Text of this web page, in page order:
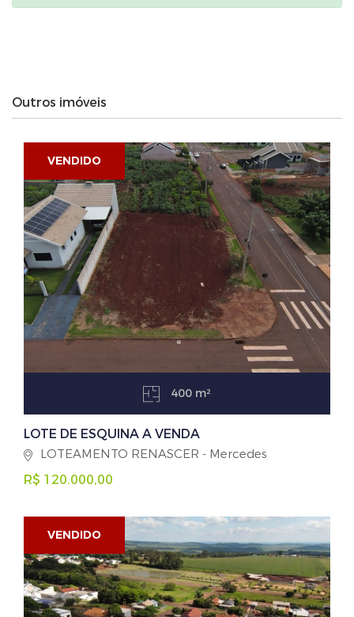
Outros imóveis
VENDIDO
400 m²
LOTE DE ESQUINA A VENDA
LOTEAMENTO RENASCER - Mercedes
R$ 120.000,00
VENDIDO